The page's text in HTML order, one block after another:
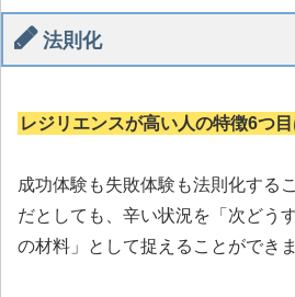
法則化
レジリエンスが高い人の特徴6つ目
成功体験も失敗体験も法則化する
だとしても、辛い状況を「次どう
の材料」として捉えることができま